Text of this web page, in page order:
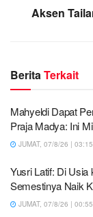
Aksen
BeritaTerkait
Mahyeldi Dapat
Praja Madya: Ini
JUMAT, 07/8/26 |
Yusri Latif: Di Usia
Semestinya Naik
JUMAT, 07/8/26 |